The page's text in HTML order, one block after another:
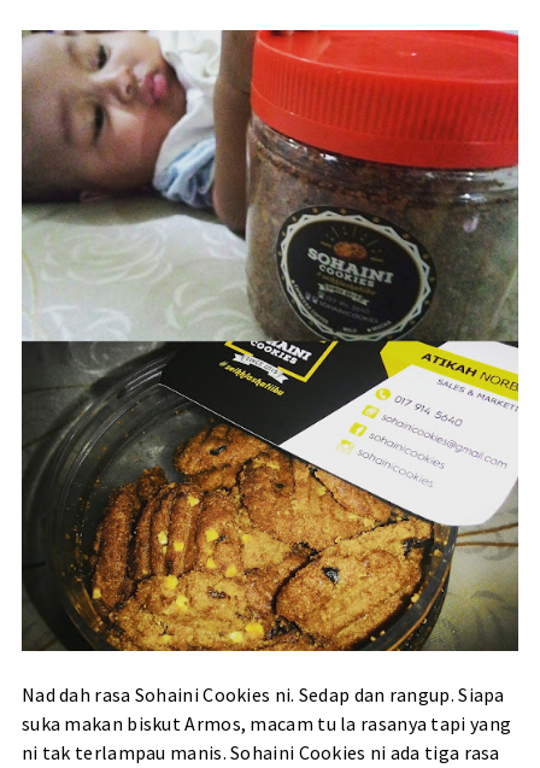
Nad dah rasa Sohaini Cookies ni. Sedap dan rangup. Siapa
suka makan biskut Armos, macam tu la rasanya tapi yang
ni tak terlampau manis. Sohaini Cookies ni ada tiga rasa